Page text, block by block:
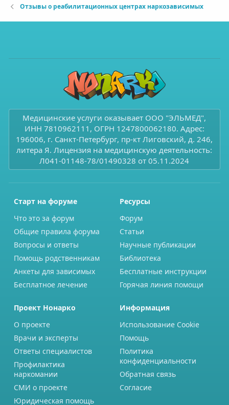
Отзывы о реабилитационных центрах наркозависимых
Медицинские услуги оказывает ООО "ЭЛЬМЕД",
ИНН 7810962111, ОГРН 1247800062180. Адрес:
196006, г. Санкт-Петербург, пр-кт Лиговский, д. 246,
литера Я. Лицензия на медицинскую деятельность:
Л041-01148-78/01490328 от 05.11.2024
Старт на форуме
Что это за форум
Общие правила форума
Вопросы и ответы
Помощь родственникам
Анкеты для зависимых
Бесплатное лечение
Ресурсы
Форум
Статьи
Научные публикации
Библиотека
Бесплатные инструкции
Горячая линия помощи
Проект Нонарко
О проекте
Врачи и эксперты
Ответы специалистов
Профилактика
наркомании
СМИ о проекте
Юридическая помощь
Информация
Использование Cookie
Помощь
Политика
конфиденциальности
Обратная связь
Согласие